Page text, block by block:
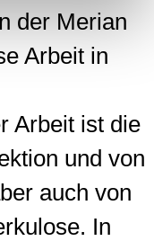
der Merian
Arbeit in
Arbeit ist die
und von
auch von
In